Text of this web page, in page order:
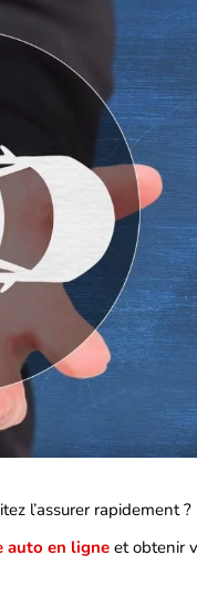
l’assurer rapidement ?
auto en ligneet obtenir